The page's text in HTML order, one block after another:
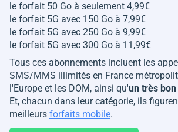
le forfait 50 Go à seulement 4,99€
le forfait 5G avec 150 Go à 7,99€
le forfait 5G avec 250 Go à 9,99€
le forfait 5G avec 300 Go à 11,99€
Tous ces abonnements incluent les
SMS/MMS illimités en France
l'Europe et les DOM, ainsi qu'un très
Et, chacun dans leur catégorie, ils
meilleurs forfaits mobile.